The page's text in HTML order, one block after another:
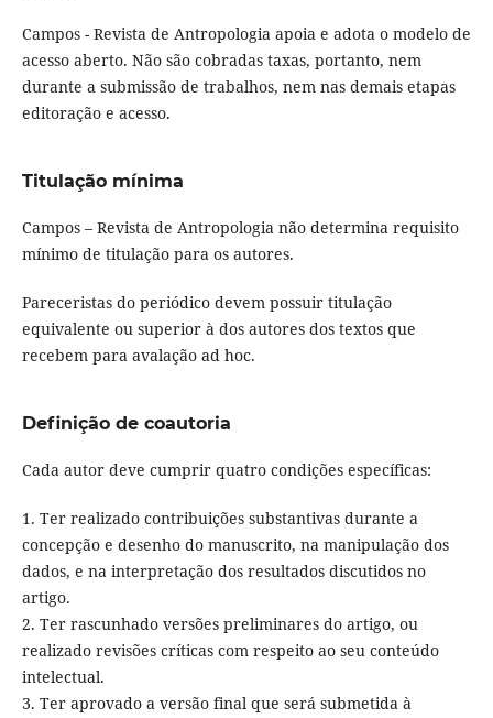
Campos - Revista de Antropologia apoia e adota o modelo de
acesso aberto. Não são cobradas taxas, portanto, nem
durante a submissão de trabalhos, nem nas demais etapas
editoração e acesso.
Titulação mínima
Campos – Revista de Antropologia não determina requisito
mínimo de titulação para os autores.
Pareceristas do periódico devem possuir titulação
equivalente ou superior à dos autores dos textos que
recebem para avalação ad hoc.
Definição de coautoria
Cada autor deve cumprir quatro condições específicas:
1. Ter realizado contribuições substantivas durante a
concepção e desenho do manuscrito, na manipulação dos
dados, e na interpretação dos resultados discutidos no
artigo.
2. Ter rascunhado versões preliminares do artigo, ou
realizado revisões críticas com respeito ao seu conteúdo
intelectual.
3. Ter aprovado a versão final que será submetida à